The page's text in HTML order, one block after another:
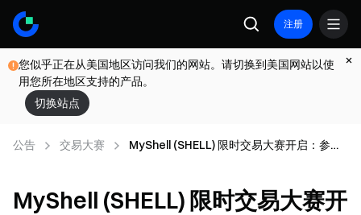
注册
您似乎正在从美国地区访问我们的网站。请切换到美国网站以使
用您所在地区支持的产品。
切换站点
公告 交易大赛
MyShell (SHELL) 限时交易大赛开启：参与
MyShell (SHELL) 限时交易大赛开